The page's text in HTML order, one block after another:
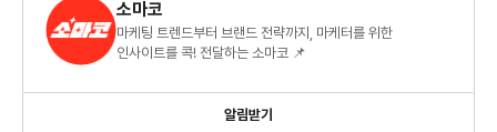
소마코
마케팅 트렌드부터 브랜드 전략까지, 마케터를 위한
인사이트를 콕! 전달하는 소마코 📌
알림받기